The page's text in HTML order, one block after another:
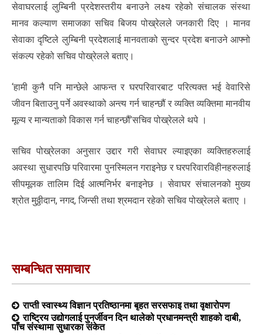
सेवाघरलाई लुम्बिनी प्रदेशस्तरीय बनाउने लक्ष्य रहेको संचालक संस्था
मानव कल्याण समाजका सचिव बिजय पोख्रेलले जनकारी दिए । मानव
सेवाका दृष्टिले लुम्बिनी प्रदेशलाई मानवताको सुन्दर प्रदेश बनाउने आफ्नो
संकल्प रहेको सचिव पोख्रेलले बताए।
‘हामी कुनै पनि मान्छेले आफन्त र घरपरिवारबाट परित्यक्त भई वेवारिसे
जीवन बिताउनु पर्ने अवस्थाको अन्त्य गर्न चाहन्छौं र व्यक्ति व्यक्तिमा मानवीय
मूल्य र मान्यताको विकास गर्न चाहन्छौं’सचिव पोख्रेलले थपे ।
सचिव पोख्रेलका अनुसार उद्दार गरी सेवाघर ल्याइएका व्यक्तिहरुलाई
अवस्था सुधारपछि परिवारमा पुनस्मिलन गराइनेछ र घरपरिवारविहीनहरुलाई
सीपमूलक तालिम दिई आत्मनिर्भर बनाइनेछ । सेवाघर संचालनको मुख्य
श्रोत मुठ्ठीदान, नगद, जिन्सी तथा श्रमदान रहेको सचिव पोख्रेलले बताए ।
सम्बन्धित समाचार
राप्ती स्वास्थ्य विज्ञान प्रतिष्ठानमा बृहत सरसफाइ तथा वृक्षारोपण
राष्ट्रिय उद्योगलाई पुनर्जीवन दिन थालेको प्रधानमन्त्री शाहको दाबी,
पाँच संस्थामा सुधारका संकेत